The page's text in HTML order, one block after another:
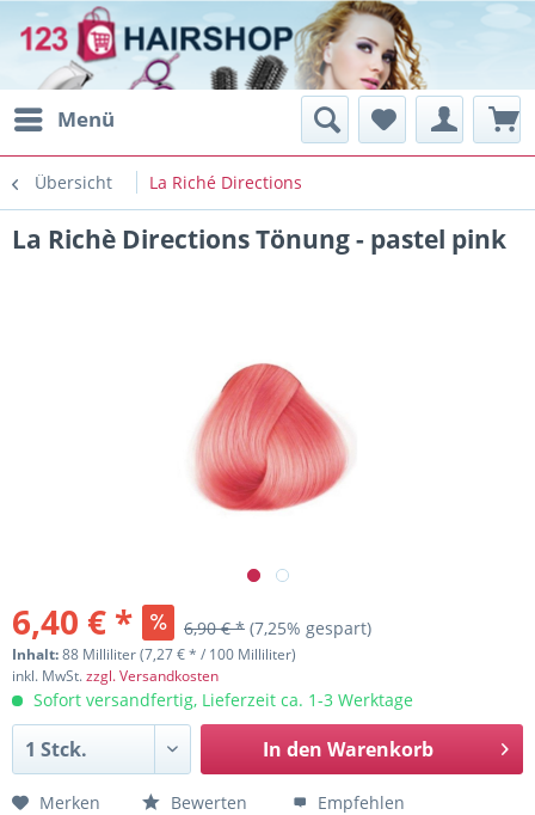
Menü
Übersicht La Riché Directions
La Richè Directions Tönung - pastel pink
6,40 € * 6,90 € * (7,25% gespart)
Inhalt:88 Milliliter (7,27 € * / 100 Milliliter)
inkl. MwSt.zzgl. Versandkosten
Sofort versandfertig, Lieferzeit ca. 1-3 Werktage
In den Warenkorb
Merken Bewerten Empfehlen